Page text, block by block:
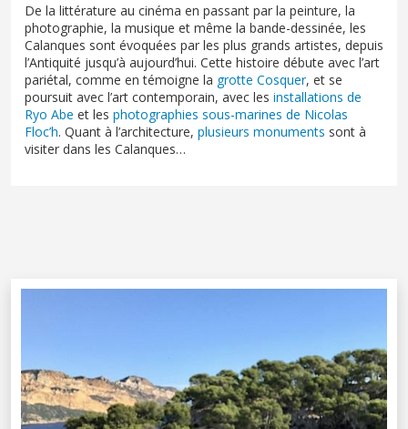
De la littérature au cinéma en passant par la peinture, la
photographie, la musique et même la bande-dessinée, les
Calanques sont évoquées par les plus grands artistes, depuis
l’Antiquité jusqu’à aujourd’hui. Cette histoire débute avec l’art
pariétal, comme en témoigne la grotte Cosquer, et se
poursuit avec l’art contemporain, avec les installations de
Ryo Abe et les photographies sous-marines de Nicolas
Floc’h. Quant à l’architecture, plusieurs monuments sont à
visiter dans les Calanques…